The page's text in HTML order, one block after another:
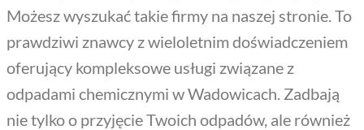
Możesz wyszukać takie firmy na naszej stronie. To
prawdziwi znawcy z wieloletnim doświadczeniem
oferujący kompleksowe usługi związane z
odpadami chemicznymi w Wadowicach. Zadbają
nie tylko o przyjęcie Twoich odpadów, ale również